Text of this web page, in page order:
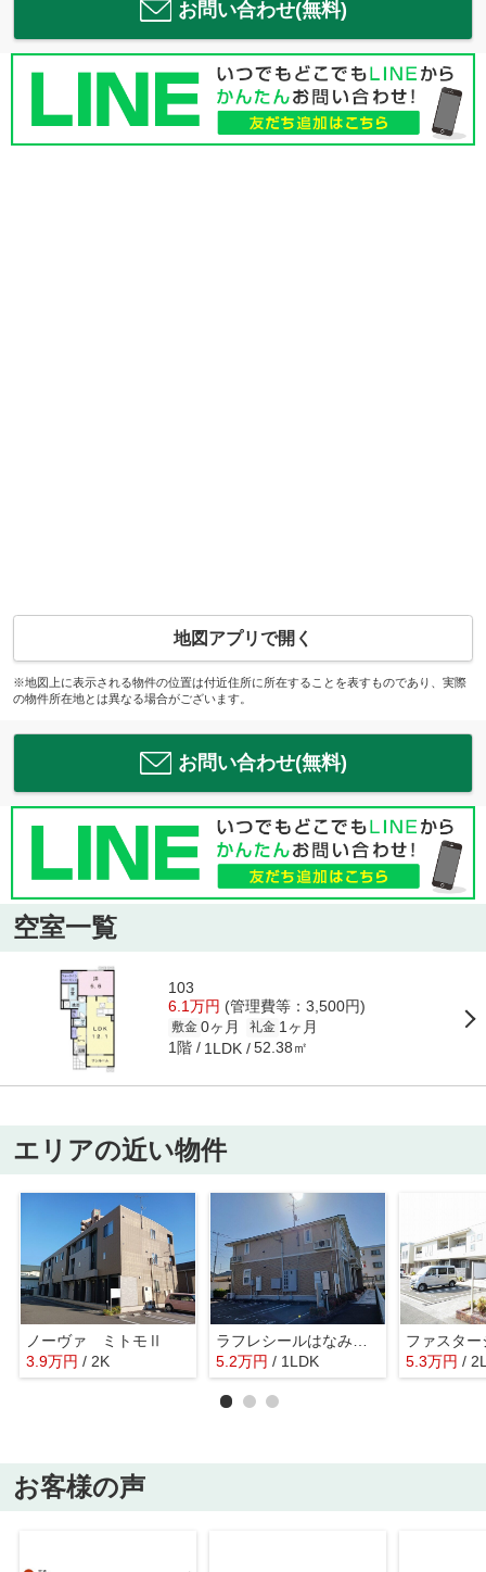
お問い合わせ(無料)
地図アプリで開く
※地図上に表示される物件の位置は付近住所に所在することを表すものであり、実際
の物件所在地とは異なる場合がございます。
お問い合わせ(無料)
空室一覧
103
6.1万円 (管理費等：3,500円)
敷金 0ヶ月 礼金 1ヶ月
1階 1LDK 52.38㎡
エリアの近い物件
ノーヴァ ミトモⅡ
3.9万円 / 2K
5.2万円 / 1LDK
ファスタ
5.3万円 /
お客様の声